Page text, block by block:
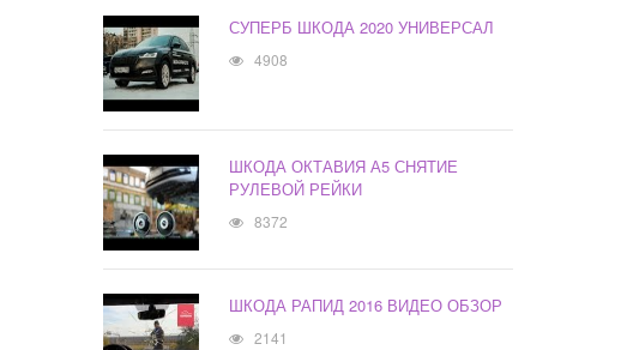
СУПЕРБ ШКОДА 2020 УНИВЕРСАЛ
4908
ШКОДА ОКТАВИЯ А5 СНЯТИЕ
РУЛЕВОЙ РЕЙКИ
8372
ШКОДА РАПИД 2016 ВИДЕО ОБЗОР
2141